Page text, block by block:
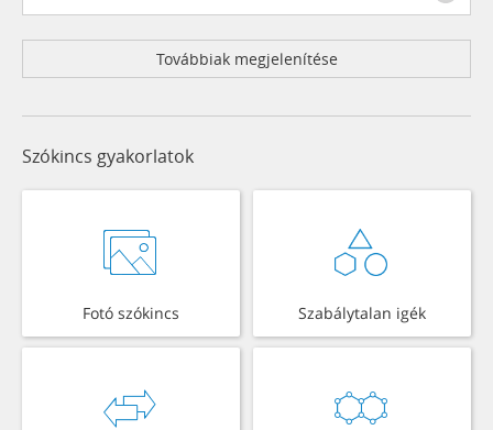
Továbbiak megjelenítése
Szókincs gyakorlatok
Fotó szókincs Szabálytalan igék